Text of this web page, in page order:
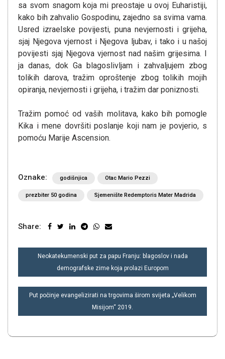
sa svom snagom koja mi preostaje u ovoj Euharistiji,
kako bih zahvalio Gospodinu, zajedno sa svima vama.
Usred izraelske povijesti, puna nevjernosti i grijeha,
sjaj Njegova vjernost i Njegova ljubav, i tako i u našoj
povijesti sjaj Njegova vjernost nad našim grijesima. I
ja danas, dok Ga blagoslivljam i zahvaljujem zbog
tolikih darova, tražim oproštenje zbog tolikih mojih
opiranja, nevjernosti i grijeha, i tražim dar poniznosti.
Tražim pomoć od vaših molitava, kako bih pomogle
Kika i mene dovršiti poslanje koji nam je povjerio, s
pomoću Marije Ascension.
Oznake: godišnjica Otac Mario Pezzi
prezbiter 50 godina Sjemenište Redemptoris Mater Madrida
Share:
NAVIGACIJA
OBJAVA
Neokatekumenski put za papu Franju: blagoslov i nada
demografske zime koja prolazi Europom
Put počinje evangelizirati na trgovima širom svijeta „Velikom
Misijom“ 2019.